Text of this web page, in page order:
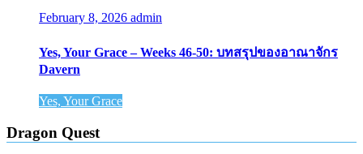
February 8, 2026 admin
Yes, Your Grace – Weeks 46-50: บทสรุปของอาณาจักร
Davern
Yes, Your Grace
Dragon Quest